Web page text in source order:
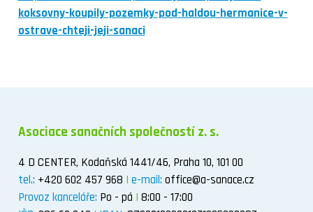
koksovny-koupily-pozemky-pod-haldou-hermanice-v-
ostrave-chteji-jeji-sanaci
Asociace sanačních společností z. s.
4 D CENTER, Kodaňská 1441/46, Praha 10, 101 00
tel.: +420 602 457 968 | e-mail: office@a-sanace.cz
Provoz kanceláře: Po - pá | 8:00 - 17:00